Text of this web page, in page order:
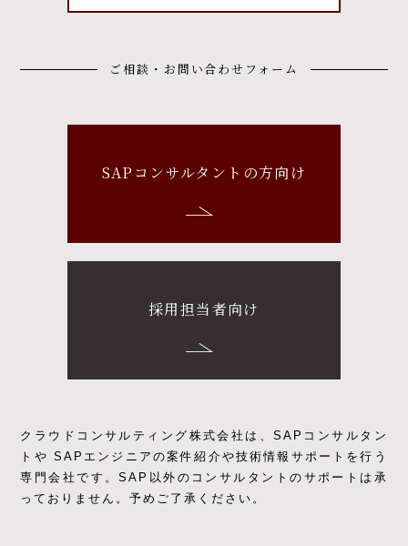
ご相談・お問い合わせフォーム
SAPコンサルタントの方向け
採用担当者向け
クラウドコンサルティング株式会社は、SAPコンサルタン
トや SAPエンジニアの案件紹介や技術情報サポートを行う
専門会社です。SAP以外のコンサルタントのサポートは承
っておりません。予めご了承ください。